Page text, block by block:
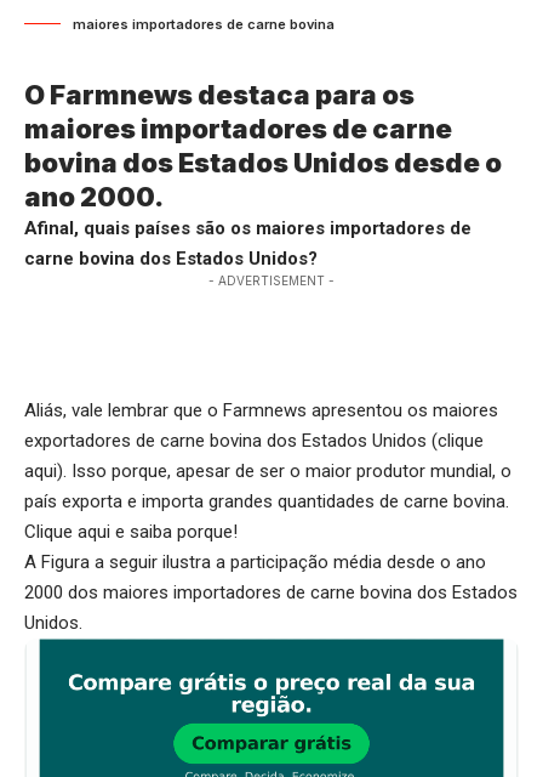
maiores importadores de carne bovina
O Farmnews destaca para os
maiores importadores de carne
bovina dos Estados Unidos desde o
ano 2000.
Afinal, quais países são os maiores importadores de
carne bovina dos Estados Unidos?
- ADVERTISEMENT -
Aliás, vale lembrar que o Farmnews apresentou os maiores
exportadores de carne bovina dos Estados Unidos (clique
aqui). Isso porque, apesar de ser o maior produtor mundial, o
país exporta e importa grandes quantidades de carne bovina.
Clique aqui e saiba porque!
A Figura a seguir ilustra a participação média desde o ano
2000 dos maiores importadores de carne bovina dos Estados
Unidos.